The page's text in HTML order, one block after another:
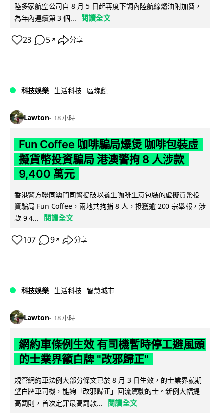
陸多家航空公司自 8 月 5 日起再度下調內陸航線燃油附加費，
為年內連續第 3 個...
閱讀全文
28 5 ↗ 分享
科技娛樂 生活科技 區塊鏈
Lawton 18 小時
Fun Coffee 咖啡騙局爆煲 咖啡包裝虛
擬貨幣投資騙局 港澳警拘 8 人涉款
9,400 萬元
香港警方聯同澳門司警搗破以養生咖啡生意包裝的虛擬貨幣投
資騙局 Fun Coffee，兩地共拘捕 8 人，接獲逾 200 宗舉報，涉
款 9,4...
閱讀全文
107 9 ↗ 分享
科技娛樂 生活科技 智慧城市
Lawton 18 小時
網約車條例生效 有司機暫時停工避風頭
的士業界籲白牌 "改邪歸正"
規管網約車法例大部分條文已於 8 月 3 日生效，的士業界就期
望白牌車司機，能夠「改邪歸正」回流駕駛的士。新例大幅提
高罰則，首次定罪最高罰款...
閱讀全文